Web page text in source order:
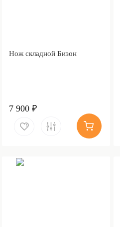
Нож складной Бизон
7 900 ₽